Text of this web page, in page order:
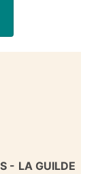
- LA GUILDE